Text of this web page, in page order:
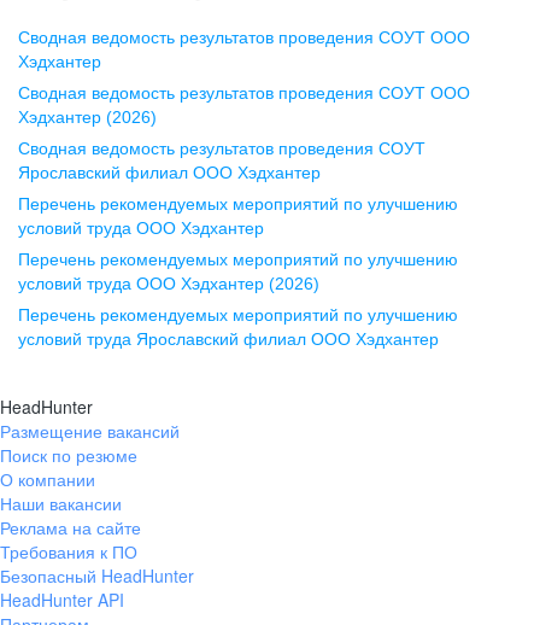
Воронеж
ул. Комиссаржевской, д. 10,
офис 1212
+7 473 280-05-05
pr@vrn.hh.ru
ул. Спартаковская, д. 2А, этаж 3,
помещение 15
+7 843 212-12-50
Екатеринбург
ул. Боевых Дружин, стр. 20,
+7 343 226-79-99
pr@ural.hh.ru
Сводная ведомость результатов проведения СОУТ ООО
Хэдхантер
Сводная ведомость результатов проведения СОУТ ООО
Хэдхантер (2026)
Сводная ведомость результатов проведения СОУТ
Ярославский филиал ООО Хэдхантер
Перечень рекомендуемых мероприятий по улучшению
условий труда ООО Хэдхантер
Перечень рекомендуемых мероприятий по улучшению
условий труда ООО Хэдхантер (2026)
Перечень рекомендуемых мероприятий по улучшению
условий труда Ярославский филиал ООО Хэдхантер
HeadHunter
Размещение вакансий
Поиск по резюме
О компании
Наши вакансии
Реклама на сайте
Требования к ПО
Безопасный HeadHunter
HeadHunter API